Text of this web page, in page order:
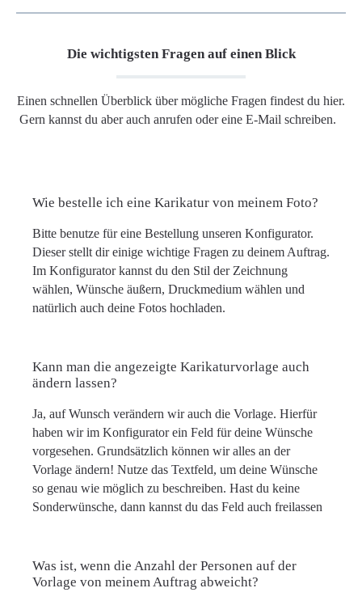
Die wichtigsten Fragen auf einen Blick
Einen schnellen Überblick über mögliche Fragen findest du hier.
Gern kannst du aber auch anrufen oder eine E-Mail schreiben.
Wie bestelle ich eine Karikatur von meinem Foto?
Bitte benutze für eine Bestellung unseren Konfigurator.
Dieser stellt dir einige wichtige Fragen zu deinem Auftrag.
Im Konfigurator kannst du den Stil der Zeichnung
wählen, Wünsche äußern, Druckmedium wählen und
natürlich auch deine Fotos hochladen.
Kann man die angezeigte Karikaturvorlage auch
ändern lassen?
Ja, auf Wunsch verändern wir auch die Vorlage. Hierfür
haben wir im Konfigurator ein Feld für deine Wünsche
vorgesehen. Grundsätzlich können wir alles an der
Vorlage ändern! Nutze das Textfeld, um deine Wünsche
so genau wie möglich zu beschreiben. Hast du keine
Sonderwünsche, dann kannst du das Feld auch freilassen
Was ist, wenn die Anzahl der Personen auf der
Vorlage von meinem Auftrag abweicht?